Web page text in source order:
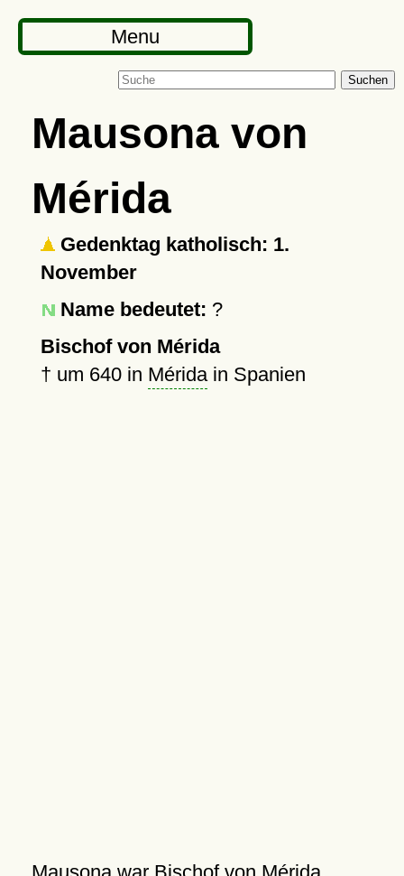
Menu
Suchen
Mausona von
Mérida
Gedenktag katholisch: 1.
November
Name bedeutet: ?
Bischof von Mérida
† um 640in Méridain Spanien